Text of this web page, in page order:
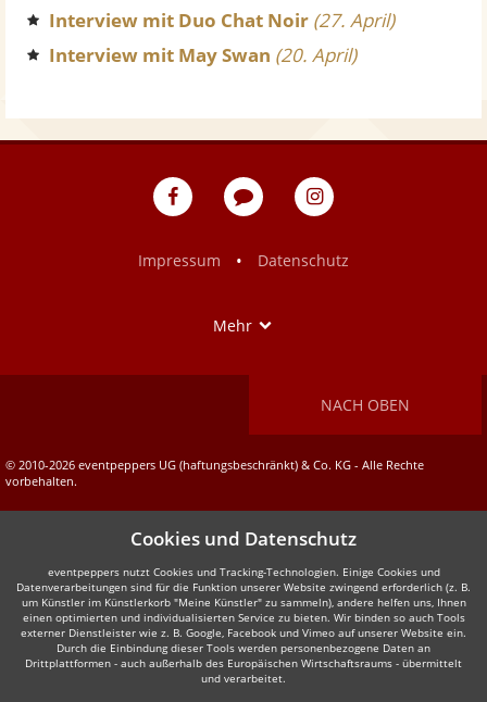
Interview mit Duo Chat Noir (27. April)
Interview mit May Swan (20. April)
eventpeppers
Blog
eventpeppers
Impressum
• Datenschutz
Mehr
NACH OBEN
© 2010-2026 eventpeppers UG (haftungsbeschränkt) & Co. KG - Alle Rechte
vorbehalten.
Cookies und Datenschutz
eventpeppers nutzt Cookies und Tracking-Technologien. Einige Cookies und
Datenverarbeitungen sind für die Funktion unserer Website zwingend erforderlich (z. B.
um Künstler im Künstlerkorb "Meine Künstler" zu sammeln), andere helfen uns, Ihnen
einen optimierten und individualisierten Service zu bieten. Wir binden so auch Tools
externer Dienstleister wie z. B. Google, Facebook und Vimeo auf unserer Website ein.
Durch die Einbindung dieser Tools werden personenbezogene Daten an
Drittplattformen - auch außerhalb des Europäischen Wirtschaftsraums - übermittelt
und verarbeitet.